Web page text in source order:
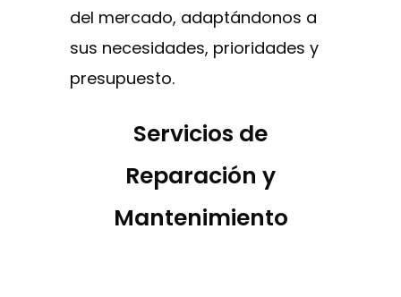
del mercado, adaptándonos a
sus necesidades, prioridades y
presupuesto.
Servicios de
Reparación y
Mantenimiento